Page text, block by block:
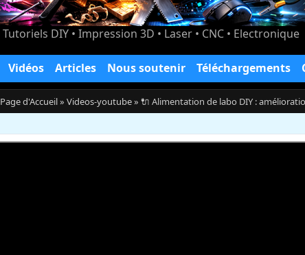
Tutoriels DIY • Impression 3D • Laser • CNC • Electronique
Vidéos Articles Nous soutenir Téléchargements
Page d'Accueil» Videos-youtube» 🔌 Alimentation de labo DIY :